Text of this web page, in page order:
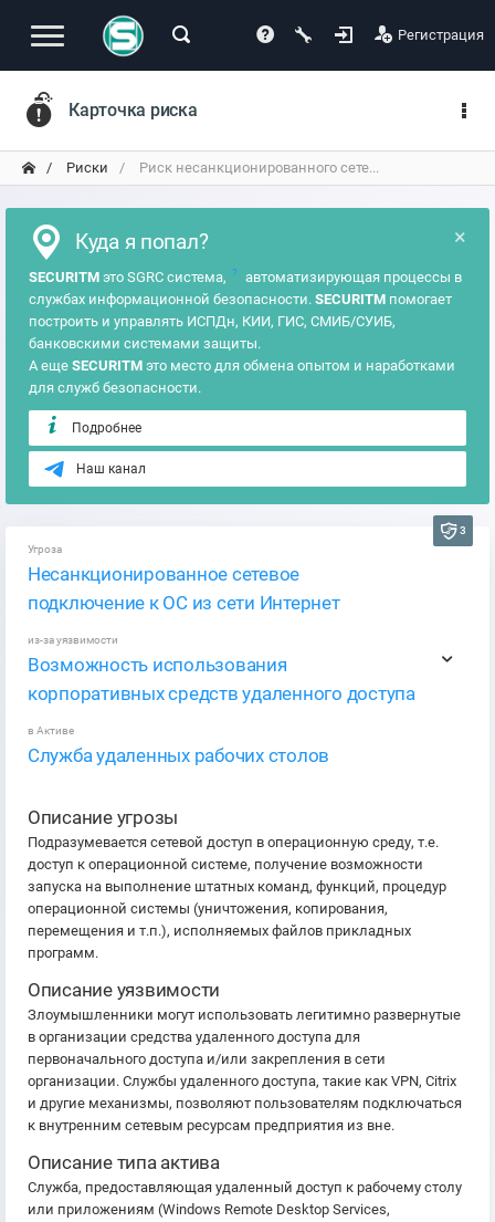
Регистрация
Карточка риска
Риски Риск несанкционированного сете...
×
Куда я попал?
SECURITM это SGRC система, ?
автоматизирующая процессы в
службах информационной безопасности. SECURITM помогает
построить и управлять ИСПДн, КИИ, ГИС, СМИБ/СУИБ,
банковскими системами защиты.
А еще SECURITM это место для обмена опытом и наработками
для служб безопасности.
Подробнее
Наш канал
3
Угроза
Несанкционированное сетевое
подключение к ОС из сети Интернет
из-за уязвимости
Возможность использования
корпоративных средств удаленного доступа
в Активе
Служба удаленных рабочих столов
Описание угрозы
Подразумевается сетевой доступ в операционную среду, т.е.
доступ к операционной системе, получение возможности
запуска на выполнение штатных команд, функций, процедур
операционной системы (уничтожения, копирования,
перемещения и т.п.), исполняемых файлов прикладных
программ.
Описание уязвимости
Злоумышленники могут использовать легитимно развернутые
в организации средства удаленного доступа для
первоначального доступа и/или закрепления в сети
организации. Службы удаленного доступа, такие как VPN, Citrix
и другие механизмы, позволяют пользователям подключаться
к внутренним сетевым ресурсам предприятия из вне.
Описание типа актива
Служба, предоставляющая удаленный доступ к рабочему столу
или приложениям (Windows Remote Desktop Services,